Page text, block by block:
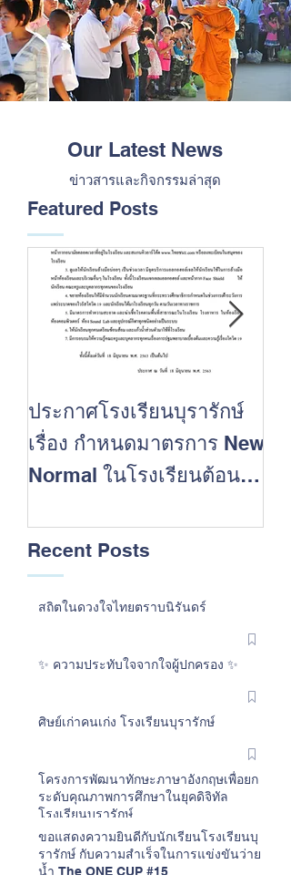
Our Latest News
ข่าวสารและกิจกรรมล่าสุด
Featured Posts
ประกาศโรงเรียนบุรารักษ์
เรื่อง กำหนดมาตรการ New
Normal ในโรงเรียนต้อนรับ
Recent Posts
สถิตในดวงใจไทยตราบนิรันดร์
✨ ความประทับใจจากใจผู้ปกครอง ✨
ศิษย์เก่าคนเก่ง โรงเรียนบุรารักษ์
โครงการพัฒนาทักษะภาษาอังกฤษเพื่อยก
ระดับคุณภาพการศึกษาในยุคดิจิทัล
โรงเรียนบุรารักษ์
ขอแสดงความยินดีกับนักเรียนโรงเรียนบุ
รารักษ์ กับความสำเร็จในการแข่งขันว่าย
น้ำ The ONE CUP #15